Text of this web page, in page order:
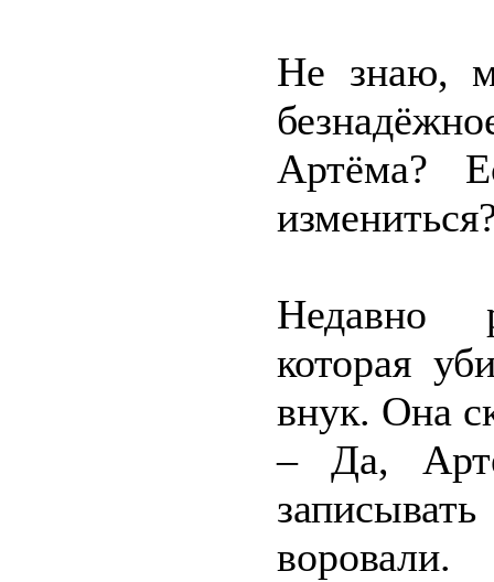
Не знаю,
Артёма?
Недавно
которая
внук. Она
– Да,
воровали.